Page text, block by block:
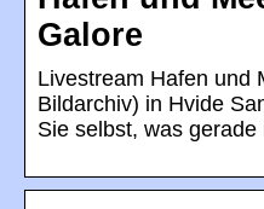
Galore
Livestream Hafen und
Bildarchiv) in Hvide
Sie selbst, was